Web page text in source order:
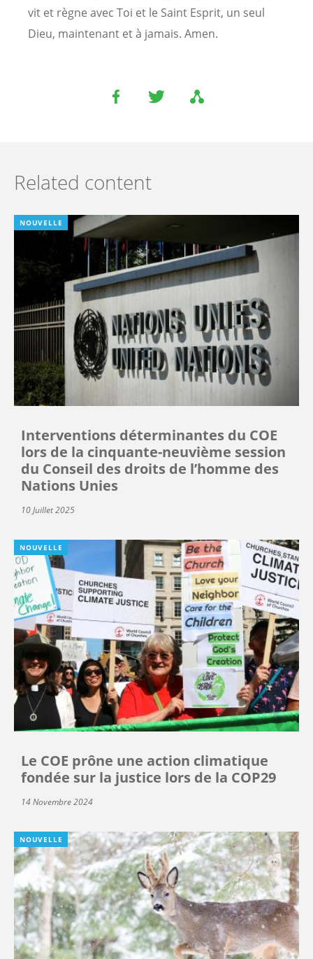
vit et règne avec Toi et le Saint Esprit, un seul
Dieu, maintenant et à jamais. Amen.
Related content
NOUVELLE
Interventions déterminantes du COE
lors de la cinquante-neuvième session
du Conseil des droits de l’homme des
Nations Unies
10 Juillet 2025
NOUVELLE
Le COE prône une action climatique
fondée sur la justice lors de la COP29
14 Novembre 2024
NOUVELLE